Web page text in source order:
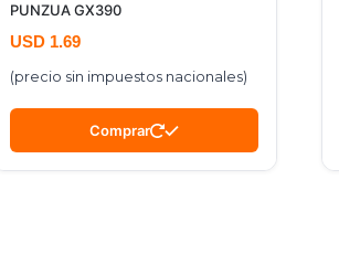
PUNZUA GX390
USD 1.69
(precio sin impuestos nacionales)
Comprar